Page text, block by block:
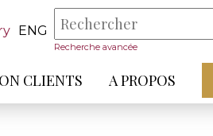
ENG
Recherche avancée
CLIENTS A PROPOS